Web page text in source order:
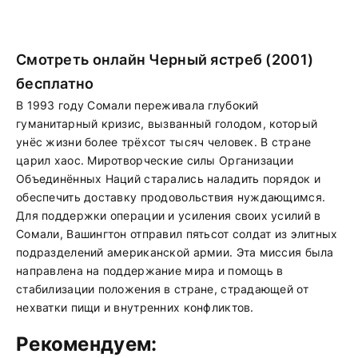
Смотреть онлайн Черный ястреб (2001)
бесплатно
В 1993 году Сомали переживала глубокий
гуманитарный кризис, вызванный голодом, который
унёс жизни более трёхсот тысяч человек. В стране
царил хаос. Миротворческие силы Организации
Объединённых Наций старались наладить порядок и
обеспечить доставку продовольствия нуждающимся.
Для поддержки операции и усиления своих усилий в
Сомали, Вашингтон отправил пятьсот солдат из элитных
подразделений американской армии. Эта миссия была
направлена на поддержание мира и помощь в
стабилизации положения в стране, страдающей от
нехватки пищи и внутренних конфликтов.
Рекомендуем: